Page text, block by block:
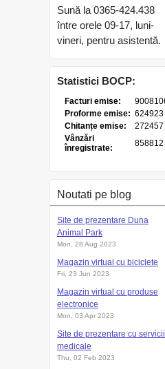
Sună la 0365-424.438
între orele 09-17, luni-
vineri, pentru asistentă.
Statistici BOCP:
Noutati pe blog
Site de prezentare Duna
Animal Park
Mon, 28 Aug 2023
Magazin virtual cu biciclete
Fri, 23 Jun 2023
Magazin virtual cu produse
electronice
Mon, 03 Apr 2023
Site de prezentare cu servicii
medicale
Thu, 02 Feb 2023